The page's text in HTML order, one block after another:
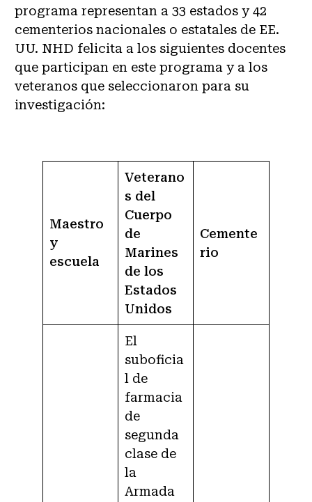
programa representan a 33 estados y 42
cementerios nacionales o estatales de EE.
UU. NHD felicita a los siguientes docentes
que participan en este programa y a los
veteranos que seleccionaron para su
investigación:
Maestro
y
escuela
Veterano
s del
Cuerpo
de
Marines
de los
Estados
Unidos
Cemente
rio
El
suboficia
l de
farmacia
de
segunda
clase de
la
Armada